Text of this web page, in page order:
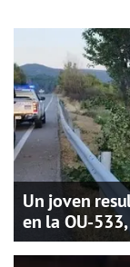
Un joven
en la OU-